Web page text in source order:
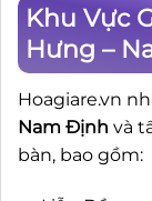
Khu Vực
Hưng –
Hoagiare.vn
Nam Định và
bàn, bao gồm: